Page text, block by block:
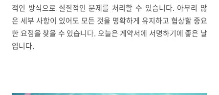
적인 방식으로 실질적인 문제를 처리할 수 있습니다. 아무리 많
은 세부 사항이 있어도 모든 것을 명확하게 유지하고 협상할 중요
한 요점을 찾을 수 있습니다. 오늘은 계약서에 서명하기에 좋은 날
입니다.